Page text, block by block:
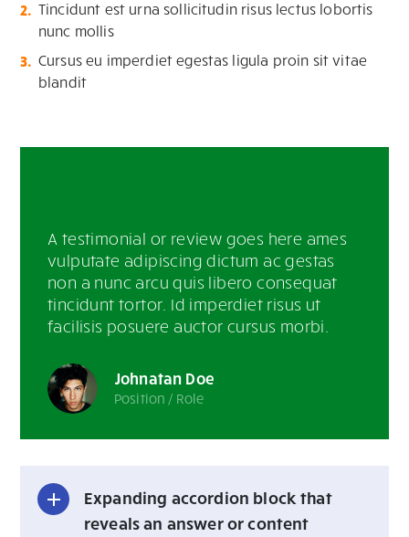
Tincidunt est urna sollicitudin risus lectus lobortis
nunc mollis
Cursus eu imperdiet egestas ligula proin sit vitae
blandit
A testimonial or review goes here ames
vulputate adipiscing dictum ac gestas
non a nunc arcu quis libero consequat
tincidunt tortor. Id imperdiet risus ut
facilisis posuere auctor cursus morbi.
Johnatan Doe
Position / Role
Expanding accordion block that
reveals an answer or content